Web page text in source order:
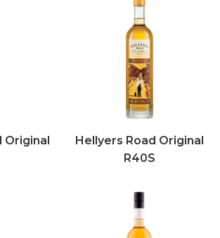
Original
Hellyers Road Original
R40S